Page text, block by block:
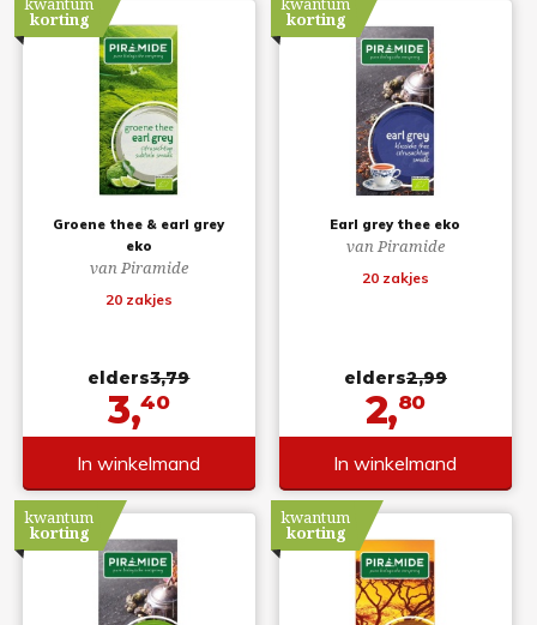
Groene thee & earl grey
eko
van Piramide
20 zakjes
korting
elders3,79
3,40
In winkelmand
Earl grey thee eko
van Piramide
20 zakjes
korting
elders2,99
2,80
In winkelmand
kwantum
korting
kwantum
korting